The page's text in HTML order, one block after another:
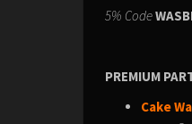
5% Code
PREMIUM
Cake